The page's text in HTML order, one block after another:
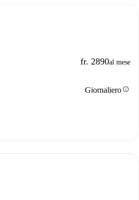
fr. 2890al mese
Giornalieroinfo